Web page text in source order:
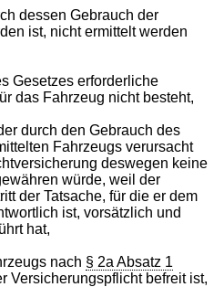
dessen Gebrauch der
ist, nicht ermittelt werden
Gesetzes erforderliche
das Fahrzeug nicht besteht,
durch den Gebrauch des
Fahrzeugs verursacht
deswegen keine
würde, weil der
der Tatsache, für die er dem
ist, vorsätzlich und
hat,
nach § 2a Absatz 1
Versicherungspflicht befreit ist,